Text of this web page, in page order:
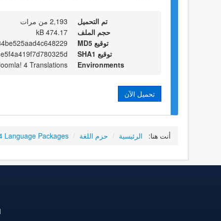
تم التحميل
2,193 من مرات
حجم الملف
474.17 kB
توقيع MD5
توقيع SHA1
Environments
4 Translations
تحميل الآن
أنت هنا: الرئيسية / حزم اللغة /
Language Packages